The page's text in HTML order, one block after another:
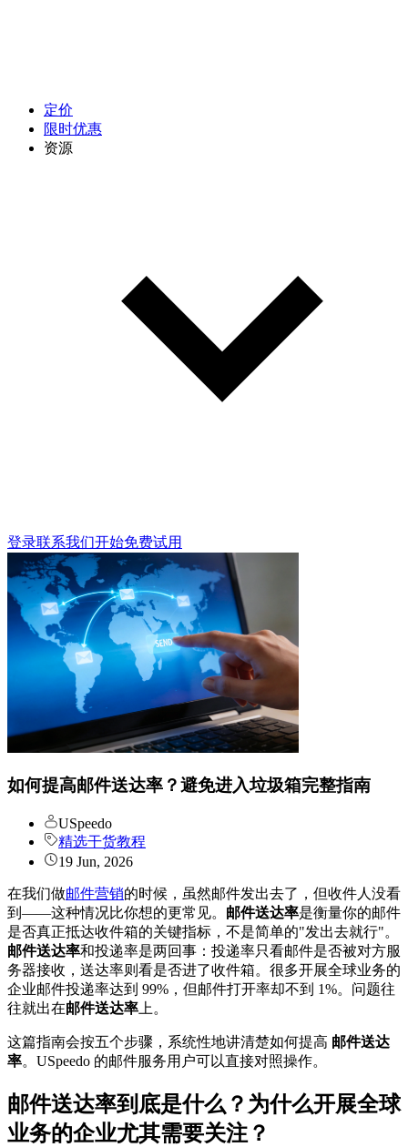
定价
限时优惠
资源
登录联系我们开始免费试用
如何提高邮件送达率？避免进入垃圾箱完整指南
USpeedo
精选干货教程
19 Jun, 2026
在我们做邮件营销的时候，虽然邮件发出去了，但收件人没看
到——这种情况比你想的更常见。 邮件送达率是衡量你的邮件
是否真正抵达收件箱的关键指标，不是简单的"发出去就行"。
邮件送达率和投递率是两回事：投递率只看邮件是否被对方服
务器接收，送达率则看是否进了收件箱。很多开展全球业务的
企业邮件投递率达到 99%，但邮件打开率却不到 1%。问题往
往就出在邮件送达率上。
这篇指南会按五个步骤，系统性地讲清楚如何提高 邮件送达
率。USpeedo 的邮件服务用户可以直接对照操作。
邮件送达率到底是什么？为什么开展全球
业务的企业尤其需要关注？